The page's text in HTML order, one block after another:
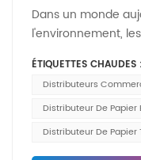
Dans un monde
l'environnement,
non seulement
réglementaires,
attentes des
négligé pour la
ÉTIQUETTES CHAUDES :
Distributeurs
Distributeur De
Distributeur De